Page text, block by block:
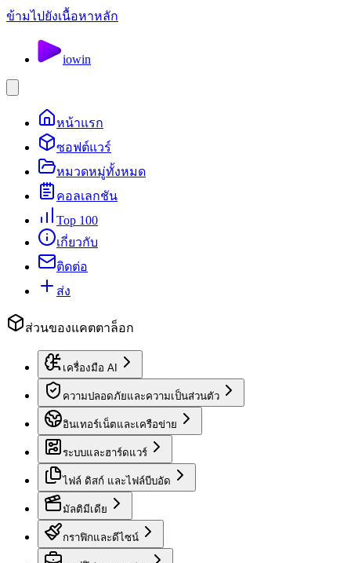
ข้ามไปยังเนื้อหาหลัก
iowin
หน้าแรก
ซอฟต์แวร์
หมวดหมู่ทั้งหมด
คอลเลกชัน
Top 100
เกี่ยวกับ
ติดต่อ
ส่ง
ส่วนของแคตตาล็อก
เครื่องมือ AI
ความปลอดภัยและความเป็นส่วนตัว
อินเทอร์เน็ตและเครือข่าย
ระบบและฮาร์ดแวร์
ไฟล์ ดิสก์ และไฟล์บีบอัด
มัลติมีเดีย
กราฟิกและดีไซน์